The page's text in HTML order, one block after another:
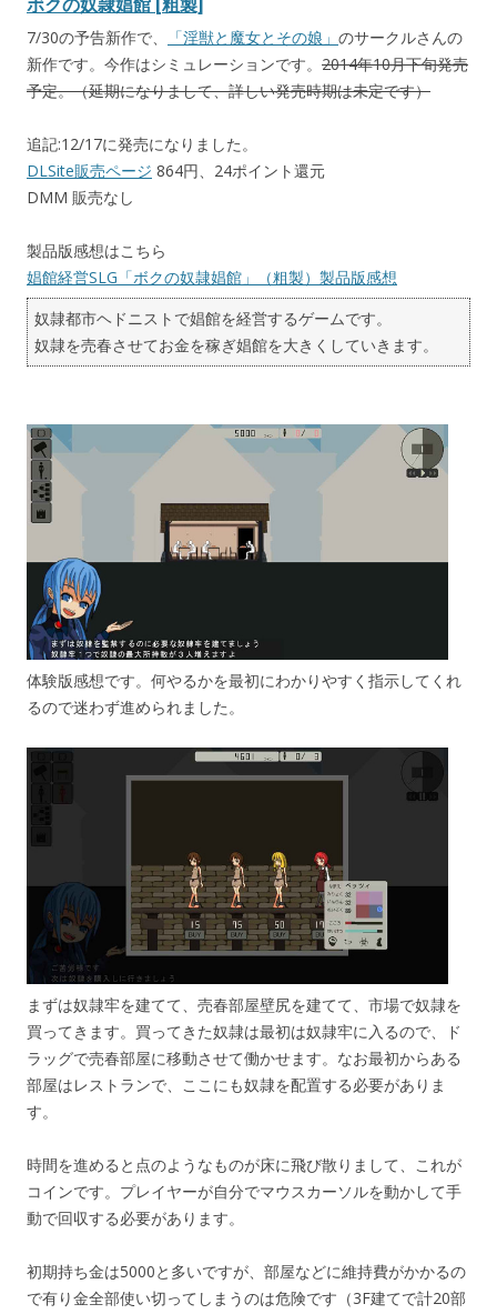
7/30の予告新作で、 「淫獣と魔女とその娘」 のサークルさんの
新作です。今作はシミュレーションです。 2014年10月下旬発売
予定。（延期になりまして、詳しい発売時期は未定です）
追記:12/17に発売になりました。
DLSite販売ページ 864円、24ポイント還元
DMM 販売なし
製品版感想はこちら
娼館経営SLG「ボクの奴隷娼館」（粗製）製品版感想
奴隷都市ヘドニストで娼館を経営するゲームです。
奴隷を売春させてお金を稼ぎ娼館を大きくしていきます。
体験版感想です。何やるかを最初にわかりやすく指示してくれ
るので迷わず進められました。
まずは奴隷牢を建てて、売春部屋壁尻を建てて、市場で奴隷を
買ってきます。買ってきた奴隷は最初は奴隷牢に入るので、ド
ラッグで売春部屋に移動させて働かせます。なお最初からある
部屋はレストランで、ここにも奴隷を配置する必要がありま
す。
時間を進めると点のようなものが床に飛び散りまして、これが
コインです。プレイヤーが自分でマウスカーソルを動かして手
動で回収する必要があります。
初期持ち金は5000と多いですが、部屋などに維持費がかかるの
で有り金全部使い切ってしまうのは危険です（3F建てで計20部